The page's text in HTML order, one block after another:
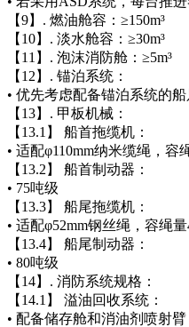
【9】. 燃油舱容：≥150m³
【10】. 淡水舱容：≥30m³
【11】. 泡沫消防舱：≥5m³
【12】. 锚泊系统：
• 优先考虑配备锚泊系统的船
【13】. 甲板机械：
【13.1】 船首拖缆机：
• 适配φ110mm纳米缆绳，容
【13.2】 船首制动器：
• 75吨级
【13.3】 船尾拖缆机：
• 适配φ52mm钢丝绳，容绳
【13.4】 船尾制动器：
• 80吨级
【14】. 消防系统规格：
【14.1】 溢油回收系统：
• 配备储存舱和消油剂喷射臂